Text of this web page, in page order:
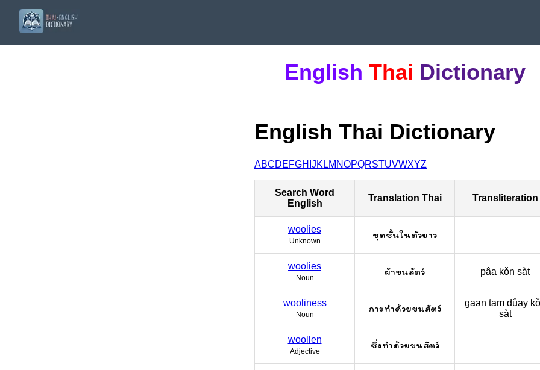
English Thai Dictionary
English Thai Dictionary
ABCDEFGH JK LM NOPQRSTUVWXYZ
Search Word
English
Translation Thai Transliteration
woolies
Unknown
ชุดชั้นในตัวยาว
woolies
Noun
ผ้าขนสัตว์ pâa kǒn sàt
wooliness
Noun
การทำด้วยขนสัตว์
gaan tam dûay
sàt
woollen
Adjective
ซึ่งทำด้วยขนสัตว์